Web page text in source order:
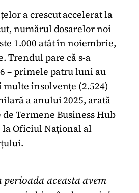
a crescut accelerat la
numărul dosarelor noi
1.000 atât în noiembrie,
Trendul pare că s-a
– primele patru luni au
multe insolvențe (2.524)
a anului 2025, arată
Termene Business Hub
la Oficiul Național al
aceasta avem